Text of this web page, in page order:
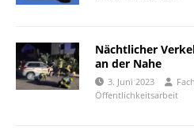
Nächtlicher
an der Nahe
3. Juni 2023
Öffentlichkeitsarbeit